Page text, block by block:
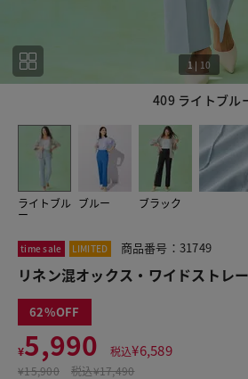
409 ライトブル
1 | 10
ライトブル
ー
ブルー ブラック
10
time sale LIMITED 商品番号：31749
リネン混オックス・ワイドストレ
62
¥5,990 税込¥6,589
¥15,900 税込¥17,490
この商品をシェアする
¥5,990
税込¥6,589